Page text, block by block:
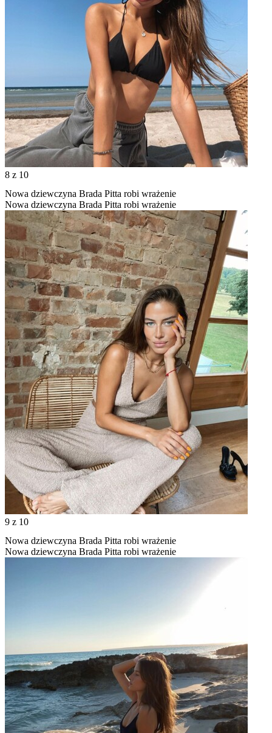
8 z 10
Nowa dziewczyna Brada Pitta robi wrażenie
Nowa dziewczyna Brada Pitta robi wrażenie
9 z 10
Nowa dziewczyna Brada Pitta robi wrażenie
Nowa dziewczyna Brada Pitta robi wrażenie